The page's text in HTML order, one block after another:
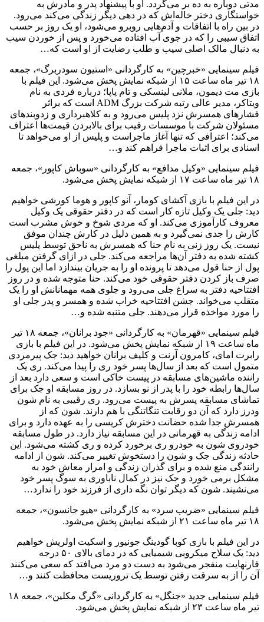
مدتی دوباره به ده بر می‌گردد. او با پیشنهاد پدر و مادرش به
خواستگاری دختر خاله‌اش که در دهی دیگر زندگی می‌کند می‌رود.
در بین راه با اتفاقات و آدم‌هایی روبرو می‌شود، او یک روز بر حسب
اتفاق سیبی را که در جوی آب افتاده می‌خورد و پس از خوردن سیب
به دنبال مالک اصلی سیب و طلب رضایت از او است که…
فیلم سینمایی «خبرچین» به کارگردانی «استیون سودربرگ»، جمعه
۱۸ تیر ماه ساعت ۱۵ از شبکه نمایش پخش می‌شود. این فیلم با
بازی مت دیمون، ملانی لینسکی و تام پاپا؛ درباره فردی به نام
ویتاکر، مدیر عالی رتبه شرکت بزرگ ADM است که براثر
فشارهای همسرش نزد پلیس می‌رود و به کلاهبرداری و زدوبندهای
مسئولان شرکت با موسسات رقیب برای بالابردن قیمت‌ها اعتراف
می‌کند؛ اعترافی که تنها آغاز ماجراست و پلیس از او می‌خواهد تا
اسنادی برای اثبات ماجرا فراهم کند و…
فیلم سینمایی «وکیل مدافع» به کارگردانی «سوباش کاپور»، جمعه
۱۸ تیر ماه ساعت ۱۷ از شبکه نمایش پخش می‌شود.
در این فیلم با بازی آکشای کومار، آنو کاپور و هوما کورشی خواهیم
دید: جلی یک وکیل تازه کار است که در دفتر حقوقی یک وکیل
معروف کارآموزی می‌کند. او که مردی شوخ و خوش مشرب است
کارش را جدی نمی‌گیرد و به همین دلیل در کارش چندان موفق
نیست. یک روز زنی به نام حنا که همسرش به ناحق توسط پلیس
کشته شده به دفتر آن‌ها مراجعه می‌کند. جلی در ازای گرفتن مبلغی
پول از حنا قول می‌دهد تا پرونده او را به جریان بیندازد اما این پول را
صرف باز کردن دفتر حقوقی خود می‌کند. حنا متوجه شده و در روز
افتتاحیه دفتر به سراغ جلی می‌رود و جلوی همه مهمانانش او را یک
متقلب می‌خواند. جشن افتتاحیه خراب شده و همسر و پدر جلی او
را مورد مواخذه قرار می‌دهند. جلی متنبه شده و…
فیلم سینمایی «قهرمان» به کارگردانی «جود برانان»، جمعه ۱۸ تیر
ماه ساعت ۱۹ از شبکه نمایش پخش می‌شود. در این فیلم با بازی
رابرت امای، کامرون آرنت و کلیف برانان خواهید دید: جک پیرمردی
متمول است که بعد از سال‌ها پسر خود ری را پیدا می‌کند. ری یک
راننده ماشین‌های مسابقه در پیست خاکی است و سعی دارد بعد از
سال‌ها رابطه خود را با پدر از نو بسازد. در روز مسابقه او جک برای
تماشای مسابقه پسرش به پیست می‌رود. ری رقیبی به نام شون
ودرز دارد که آن دو رقابت تنگاتنگی با هم دارند. شون که از
همسرش جدا شده حضانت دخترش کریسی را به عهده دارد و برای
ادامه زندگی به قهرمانی در این مسابقه نیاز دارد. در طول مسابقه
خودروی شون به خودرو ری برخورد کرده و ری کشته می‌شود. این
حادثه زندگی جک و شون را دستخوش تغییر می‌کند. شون از ادامه
رانندگی منع شده و برای گذران زندگی و امرار معاش خود به
مشکل برمی خورد و جک نیز در کمال ناباوری به سوگ پسر خود
می‌نشیند. شون که دیگر توان نگه داری از فرزند خود را ندارد…
فیلم سینمایی «ضریب سرد» به کارگردانی «هیو جانسون»، جمعه
۱۸ تیر ماه ساعت ۲۱ از شبکه نمایش پخش می‌شود.
در این فیلم با بازی کوبا گودینگ جونیور و اسکیت اولریش خواهیم
دید: یک سلاح میکروبی شیمیایی که در دمای بالای ۵۰ درجه
فارنهایت منفجر می‌شود به دست دو مرد می‌افتد که سعی می‌کنند
آن را از به سرقت رفتن توسط یک تروریست محافظت کنند و…
فیلم سینمایی جدید «جنگل» به کارگردانی «گرگ مکلین»، جمعه ۱۸
تیر ماه ساعت ۲۳ از شبکه نمایش پخش می‌شود.